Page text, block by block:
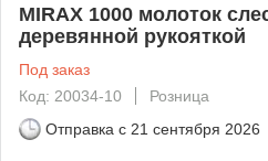
MIRAX 1000 молоток
деревянной рукояткой
Под заказ
Код: 20034-10
Розница
Отправка с 21 сентября 2026